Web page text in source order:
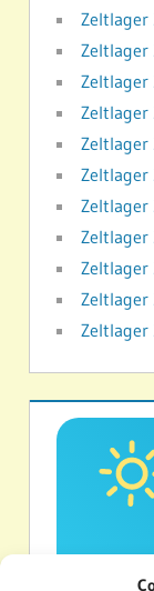
Zeltlager
Zeltlager
Zeltlager
Zeltlager
Zeltlager
Zeltlager
Zeltlager
Zeltlager
Zeltlager
Zeltlager
Zeltlager